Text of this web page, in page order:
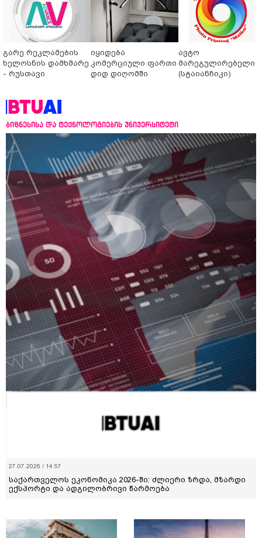
გარე რეკლამების
ხელოსნის დამხმარე
- რუსთავი
იყიდება
კომერციული ფართი
დიდ დიღომში
ავტო
მარეგულირებელი
(სტაიანჩიკი)
ბიზნესისა და ტექნოლოგიების უნივერსიტეტი
27.07.2026 / 14:57
საქართველოს ეკონომიკა 2026-ში: ძლიერი ზრდა, მზარდი
ექსპორტი და ადგილობრივი წარმოება